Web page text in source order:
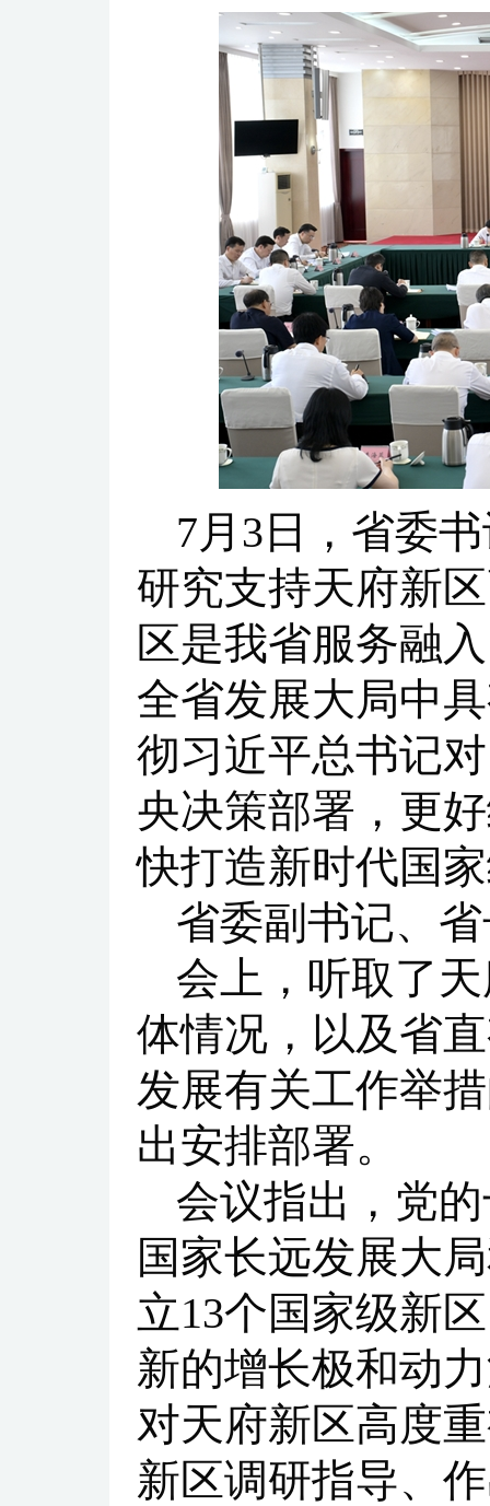
7月3日，省委
研究支持天府新
区是我省服务融
全省发展大局中
彻习近平总书记
央决策部署，更
快打造新时代国
省委副书记、
会上，听取了
体情况，以及省
发展有关工作举
出安排部署。
会议指出，党
国家长远发展大
立13个国家级新
新的增长极和动
对天府新区高度
新区调研指导、